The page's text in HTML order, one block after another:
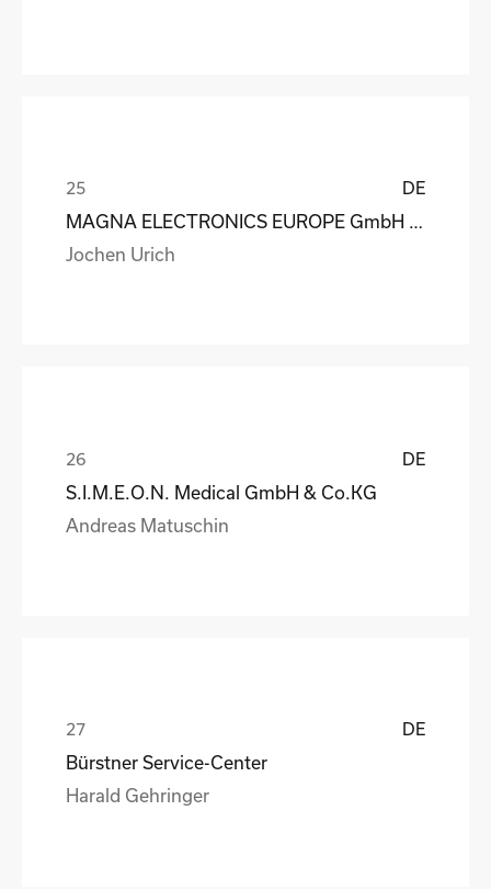
DE
Jochen Urich
DE
S.I.M.E.O.N. Medical GmbH & Co.KG
Andreas Matuschin
DE
Bürstner Service-Center
Harald Gehringer